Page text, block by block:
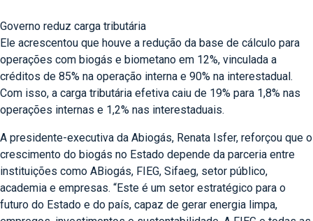
Governo reduz carga tributária
Ele acrescentou que houve a redução da base de cálculo para
operações com biogás e biometano em 12%, vinculada a
créditos de 85% na operação interna e 90% na interestadual.
Com isso, a carga tributária efetiva caiu de 19% para 1,8% nas
operações internas e 1,2% nas interestaduais.
A presidente-executiva da Abiogás, Renata Isfer, reforçou que o
crescimento do biogás no Estado depende da parceria entre
instituições como ABiogás, FIEG, Sifaeg, setor público,
academia e empresas. “Este é um setor estratégico para o
futuro do Estado e do país, capaz de gerar energia limpa,